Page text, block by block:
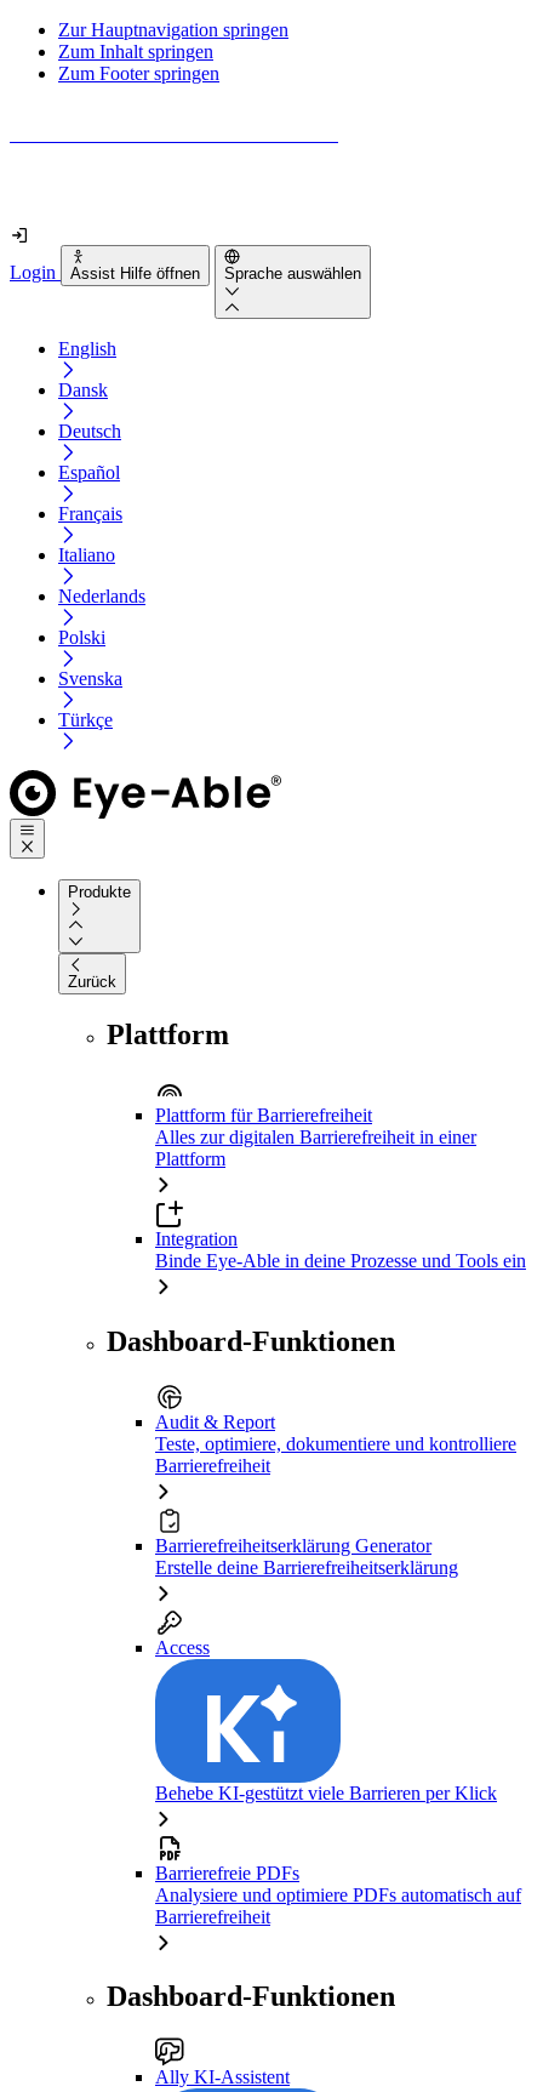
Zur Hauptnavigation springen
Zum Inhalt springen
Zum Footer springen
Login Assist Hilfe öffnen Sprache auswählen
English
Dansk
Deutsch
Español
Français
Italiano
Nederlands
Polski
Svenska
Türkçe
Produkte
Zurück
Plattform
Plattform für Barrierefreiheit
Alles zur digitalen Barrierefreiheit in einer
Plattform
Integration
Binde Eye-Able in deine Prozesse und Tools ein
Dashboard-Funktionen
Audit & Report
Teste, optimiere, dokumentiere und kontrolliere
Barrierefreiheit
Barrierefreiheitserklärung Generator
Erstelle deine Barrierefreiheitserklärung
Access
Behebe KI-gestützt viele Barrieren per Klick
Barrierefreie PDFs
Analysiere und optimiere PDFs automatisch auf
Barrierefreiheit
Dashboard-Funktionen
Ally KI-Assistent